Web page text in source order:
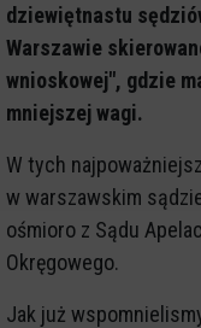
dziewiętnastu
Warszawie
wnioskowej", gdzie
mniejszej wagi.
W tych
w warszawskim
ośmioro z Sądu
Okręgowego.
Jak już